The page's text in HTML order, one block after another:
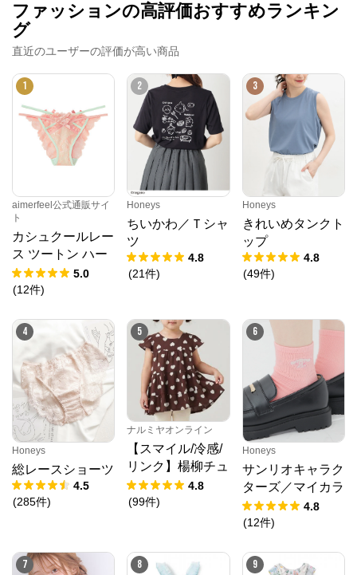
ファッションの高評価おすすめランキン
グ
直近のユーザーの評価が高い商品
1
aimerfeel公式通販サイ
ト
カシュクールレー
ス ツートン ハー
フバックショーツ
5.0
(12件)
2
Honeys
ちいかわ／Ｔシャ
ツ
4.8
(21件)
3
Honeys
きれいめタンクト
ップ
4.8
(49件)
4
Honeys
総レースショーツ
4.5
(285件)
5
ナルミヤオンライン
【スマイル/冷感/
リンク】楊柳チュ
ニック
4.8
(99件)
6
Honeys
サンリオキャラク
ターズ／マイカラ
ーソックス4.8
(12件)
7 8 9